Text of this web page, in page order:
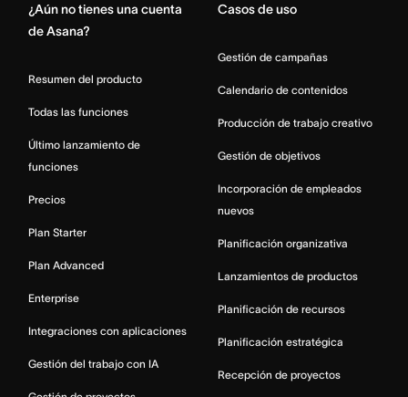
¿Aún no tienes una cuenta
de Asana?
Resumen del producto
Todas las funciones
Último lanzamiento de
funciones
Precios
Plan Starter
Plan Advanced
Enterprise
Integraciones con aplicaciones
Gestión del trabajo con IA
Casos de uso
Gestión de campañas
Calendario de contenidos
Producción de trabajo creativo
Gestión de objetivos
Incorporación de empleados
nuevos
Planificación organizativa
Lanzamientos de productos
Planificación de recursos
Planificación estratégica
Recepción de proyectos